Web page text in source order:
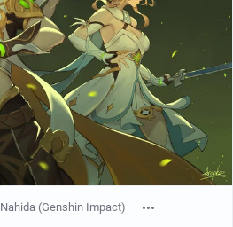
Nahida (Genshin Impact)